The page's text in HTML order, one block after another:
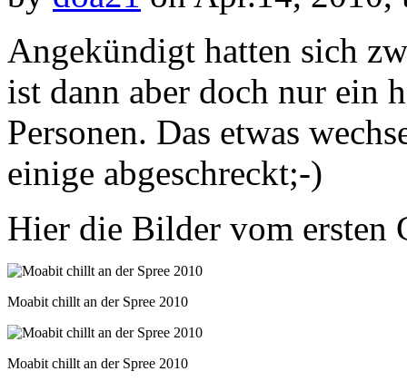
Angekündigt hatten sich
ist dann aber doch nur ein
Personen. Das etwas
einige abgeschreckt;-)
Hier die Bilder vom
Moabit chillt an der Spree 2010
Moabit chillt an der Spree 2010